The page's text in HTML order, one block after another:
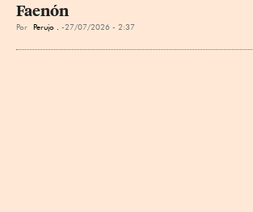
Faenón
Por Perujo . 27/07/2026 - 2:37